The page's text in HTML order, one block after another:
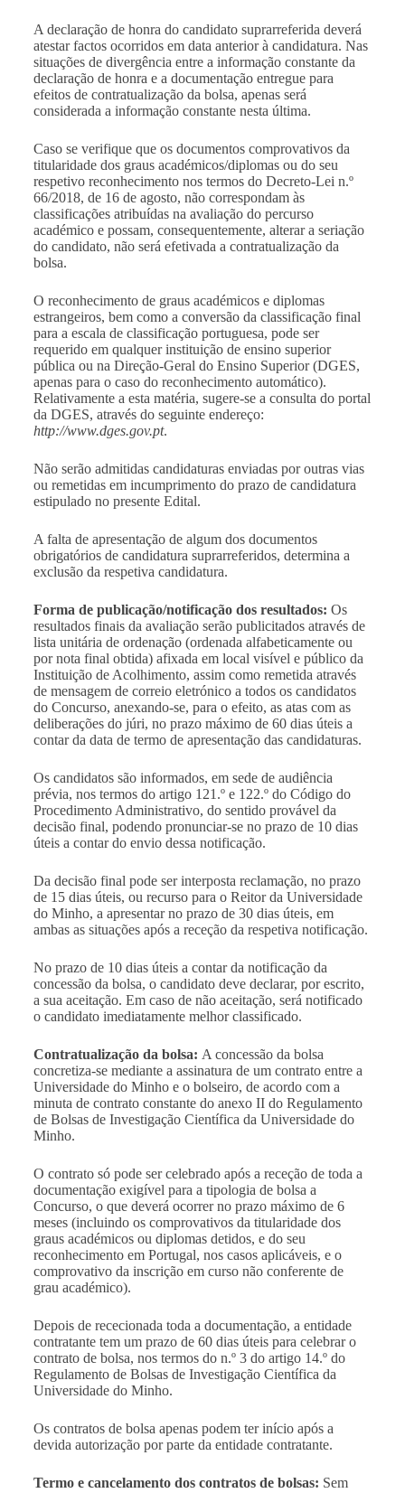
A declaração de honra do candidato suprarreferida deverá
atestar factos ocorridos em data anterior à candidatura. Nas
situações de divergência entre a informação constante da
declaração de honra e a documentação entregue para
efeitos de contratualização da bolsa, apenas será
considerada a informação constante nesta última.
Caso se verifique que os documentos comprovativos da
titularidade dos graus académicos/diplomas ou do seu
respetivo reconhecimento nos termos do Decreto-Lei n.º
66/2018, de 16 de agosto, não correspondam às
classificações atribuídas na avaliação do percurso
académico e possam, consequentemente, alterar a seriação
do candidato, não será efetivada a contratualização da
bolsa.
O reconhecimento de graus académicos e diplomas
estrangeiros, bem como a conversão da classificação final
para a escala de classificação portuguesa, pode ser
requerido em qualquer instituição de ensino superior
pública ou na Direção-Geral do Ensino Superior (DGES,
apenas para o caso do reconhecimento automático).
Relativamente a esta matéria, sugere-se a consulta do portal
da DGES, através do seguinte endereço:
http://www.dges.gov.pt.
Não serão admitidas candidaturas enviadas por outras vias
ou remetidas em incumprimento do prazo de candidatura
estipulado no presente Edital.
A falta de apresentação de algum dos documentos
obrigatórios de candidatura suprarreferidos, determina a
exclusão da respetiva candidatura.
Forma de publicação/notificação dos resultados: Os
resultados finais da avaliação serão publicitados através de
lista unitária de ordenação (ordenada alfabeticamente ou
por nota final obtida) afixada em local visível e público da
Instituição de Acolhimento, assim como remetida através
de mensagem de correio eletrónico a todos os candidatos
do Concurso, anexando-se, para o efeito, as atas com as
deliberações do júri, no prazo máximo de 60 dias úteis a
contar da data de termo de apresentação das candidaturas.
Os candidatos são informados, em sede de audiência
prévia, nos termos do artigo 121.º e 122.º do Código do
Procedimento Administrativo, do sentido provável da
decisão final, podendo pronunciar-se no prazo de 10 dias
úteis a contar do envio dessa notificação.
Da decisão final pode ser interposta reclamação, no prazo
de 15 dias úteis, ou recurso para o Reitor da Universidade
do Minho, a apresentar no prazo de 30 dias úteis, em
ambas as situações após a receção da respetiva notificação.
No prazo de 10 dias úteis a contar da notificação da
concessão da bolsa, o candidato deve declarar, por escrito,
a sua aceitação. Em caso de não aceitação, será notificado
o candidato imediatamente melhor classificado.
Contratualização da bolsa: A concessão da bolsa
concretiza-se mediante a assinatura de um contrato entre a
Universidade do Minho e o bolseiro, de acordo com a
minuta de contrato constante do anexo II do Regulamento
de Bolsas de Investigação Científica da Universidade do
Minho.
O contrato só pode ser celebrado após a receção de toda a
documentação exigível para a tipologia de bolsa a
Concurso, o que deverá ocorrer no prazo máximo de 6
meses (incluindo os comprovativos da titularidade dos
graus académicos ou diplomas detidos, e do seu
reconhecimento em Portugal, nos casos aplicáveis, e o
comprovativo da inscrição em curso não conferente de
grau académico).
Depois de rececionada toda a documentação, a entidade
contratante tem um prazo de 60 dias úteis para celebrar o
contrato de bolsa, nos termos do n.º 3 do artigo 14.º do
Regulamento de Bolsas de Investigação Científica da
Universidade do Minho.
Os contratos de bolsa apenas podem ter início após a
devida autorização por parte da entidade contratante.
Termo e cancelamento dos contratos de bolsas: Sem